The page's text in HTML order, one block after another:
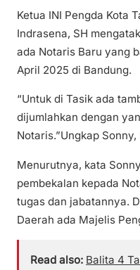
Ketua INI Pengda Kota
Indrasena, SH
ada Notaris Baru yang
April 2025 di Bandung.
“Untuk di Tasik ada
dijumlahkan dengan
Notaris.”Ungkap
Menurutnya, kata
pembekalan kepada
tugas dan jabatannya.
Daerah ada Majelis
Read also: Balita 4